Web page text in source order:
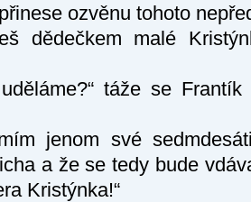
ozvěnu tohoto
dědečkem malé
táže se
jenom své
a že se tedy bude
Kristýnka!“